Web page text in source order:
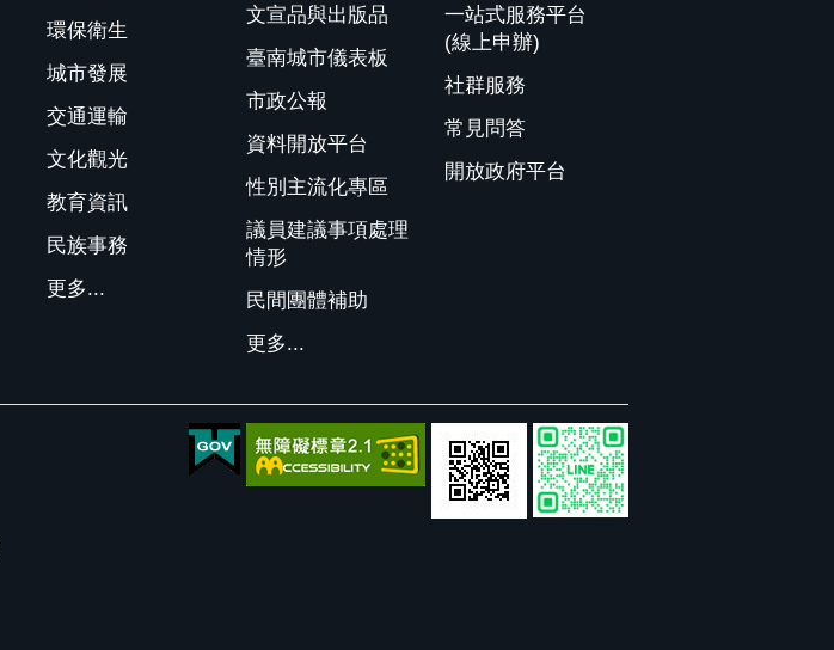
環保衛生
城市發展
交通運輸
文化觀光
教育資訊
民族事務
更多...
文宣品與出版品
臺南城市儀表板
市政公報
資料開放平台
性別主流化專區
議員建議事項處理
情形
民間團體補助
更多...
一站式服務平台
(線上申辦)
社群服務
常見問答
開放政府平台